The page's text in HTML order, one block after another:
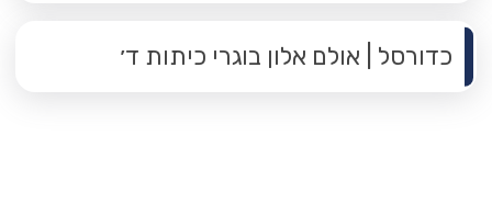
כדורסל | אולם אלון בוגרי כיתות ד׳